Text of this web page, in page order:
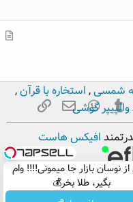
از نوسان بازار جا میمونی!!!! وام
بگیر، طلا بخر💰
ر
م
Tumblr
WhatsApp
ایمیل
شمسی, استخاره با قرآن,
والپیپر گوشی
افیکس هاست